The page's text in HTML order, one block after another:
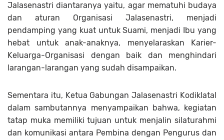
Jalasenastri diantaranya yaitu, agar mematuhi budaya
dan aturan Organisasi Jalasenastri, menjadi
pendamping yang kuat untuk Suami, menjadi Ibu yang
hebat untuk anak-anaknya, menyelaraskan Karier-
Keluarga-Organisasi dengan baik dan menghindari
larangan-larangan yang sudah disampaikan.
Sementara itu, Ketua Gabungan Jalasenastri Kodiklatal
dalam sambutannya menyampaikan bahwa, kegiatan
tatap muka memiliki tujuan untuk menjalin silaturahmi
dan komunikasi antara Pembina dengan Pengurus dan